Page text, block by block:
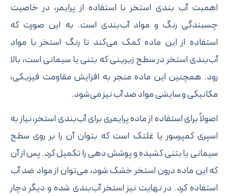
آب‌ بندی استخر با استفاده از پرایمر، در خاصیت
رنگ و مواد آب‌بندی است. به این صورت که
از این ماده کمک می‌کند تا رنگ استخر با مواد
استخر در سطح زیرینی که بتنی یا سیمانی است، بالا
همچنین این ماده منجر به افزایش مقاومت فیزیکی،
و سایشی مواد ضد آب نیز می‌شود.
برای استفاده از ماده پرایمری برای آب‌بندی استخر، نیاز به
کمپرسور یا غلتک است که بتوان آن را بر روی سطح
یا بتنی کشیده و پوشش دهی را تکمیل کرد. پس از آن
این ماده درون استخر خشک شود، می‌توان از مواد ضد آب
کرد. در نهایت نیز استخر آب‌بندی شده و دیگر دچار